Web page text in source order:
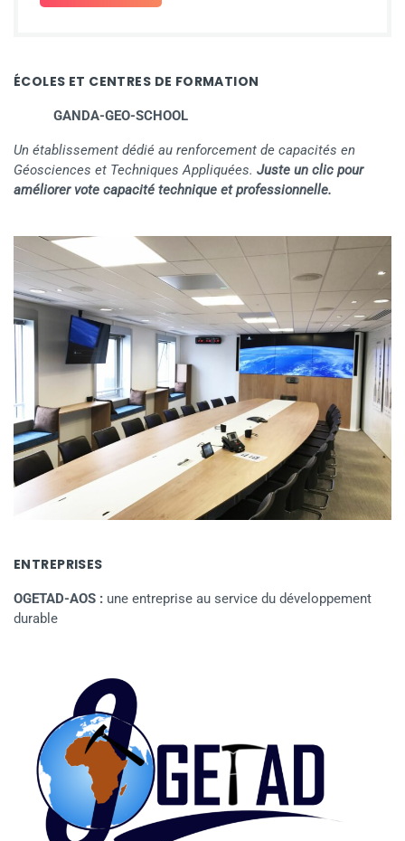
ÉCOLES ET CENTRES DE FORMATION
GANDA-GEO-SCHOOL
Un établissement dédié au renforcement de capacités en
Géosciences et Techniques Appliquées. Juste un clic pour
améliorer vote capacité technique et professionnelle.
ENTREPRISES
OGETAD-AOS : une entreprise au service du développement
durable